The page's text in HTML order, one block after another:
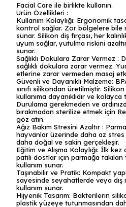
Facial Care ile birlikte kullanın.
Ürün Özellikleri :
Kullanım Kolaylığı: Ergonomik
kontrol sağlar. Zor bölgelere bile
sunar. Silikon diş fırçası, her
uyum sağlar, yutulma riskini
sunar.
Sağlıklı Dokulara Zarar Vermez :
sağlıklı dokulara zarar vermez.
etlerine zarar vermeden masaj
Güvenli ve Dayanıklı Malzeme:
sınıfı silikondan üretilmiştir.
kullanıma dayanıklıdır ve kolayca
Durulama gerekmeden ve
bırakmadan sterilize etmek için
göz atın.
Ağız Bakım Stresini Azaltır :
hayvanlar üzerinde daha az stres
daha doğal ve sakin gerçekleşir.
Eğitim ve Alışma Kolaylığı: İlk
patili dostlar için parmağa takılan
kullanım sunar.
Taşınabilir ve Pratik: Kompakt
sayesinde seyahatlerde veya
kullanım sunar.
Hijyenik Tasarım: Bakterilerin
plastik yüzeye tutunmasından